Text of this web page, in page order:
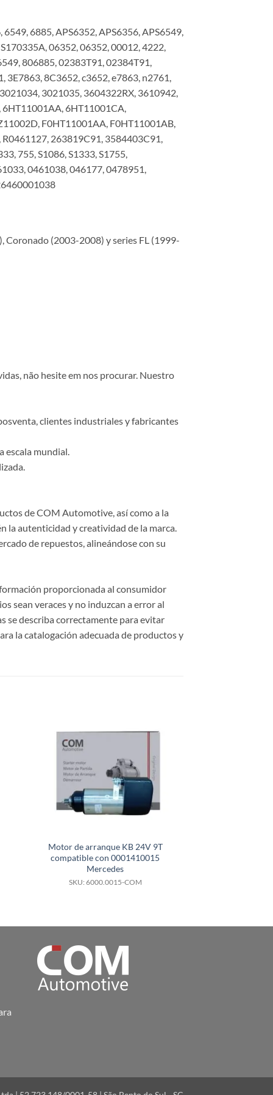
6885, APS6352, APS6356, APS6549,
06352, 06352, 00012, 4222,
806885, 02383T91, 02384T91,
8C3652, c3652, e7863, n2761,
3021035, 3604322RX, 3610942,
6HT11001CA,
F0HT11001AA, F0HT11001AB,
263819C91, 3584403C91,
755, S1086, S1333, S1755,
0461038, 046177, 0478951,
(2003-2008) y series FL (1999-
não hesite em nos procurar. Nuestro
clientes industriales y fabricantes
escala mundial.
de COM Automotive, así como a la
la autenticidad y creatividad de la marca.
de repuestos, alineándose con su
proporcionada al consumidor
sean veraces y no induzcan a error al
se describa correctamente para evitar
la catalogación adecuada de productos y
Motor de arranque KB 24V 9T
compatible con 0001410015
Mercedes
SKU: 6000.0015-COM